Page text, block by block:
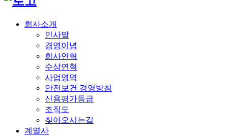
회사소개
인사말
경영이념
회사연혁
수상연혁
사업영역
안전보건 경영방침
신용평가등급
조직도
찾아오시는길
계열사